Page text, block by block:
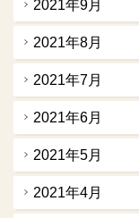
2021年9月
2021年8月
2021年7月
2021年6月
2021年5月
2021年4月